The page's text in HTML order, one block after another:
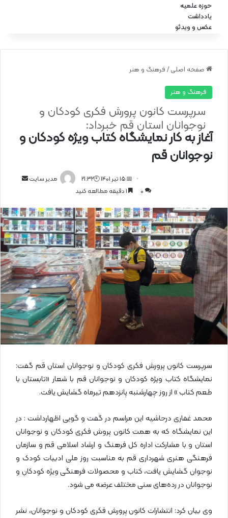
حوزه علمیه
یادداشت
عکس و ویدئو
صفحه اصلی / فرهنگ و هنر
فرهنگ و هنر
آغاز به کار نمایشگاه کتاب ویژه کودکان و
نوجوانان قم
سرپرست کانون پرورش فکری کودکان و
نوجوانان استان قم خبرداد:
مدیر سایت
ا
ل
ا
ی
م
ی
ل
📅 15 تیر 1401 🕙21:32
0
سرپرست کانون پرورش فکری کودکان و نوجوانان استان قم گفت:
نمایشگاه کتاب ویژه کودکان و نوجوانان قم با شعار «تابستان با
طعم کتاب » از روز چهارشنبه پانزدهم تیرماه گشایش یافت.
محمد غفاری درحاشیه این مراسم در گفت و گویی اظهارداشت : در
این نمایشگاه که به همت کانون پروش فکری کودکان و نوجوانان
استان و با مشارکت اداره کل فرهنگ و ارشاد اسلامی قم و سازمان
فرهنگی هنری شهرداری قم به مناسبت روز ملی ادبیات کودک و
نوجوان گشایش یافت، کتاب و محصولات فرهنگی ویژه کودکان و
نوجوانان در رده‌های سنی مختلف عرضه می شود.
وی بیان کرد: انتشارات کانون پرورش فکری کودکان و نوجوانان، نشر